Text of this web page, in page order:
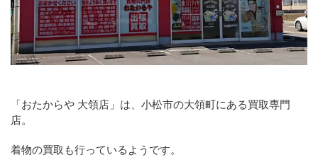
「おたからや 大領店」は、小松市の大領町にある買取専門
店。
着物の買取も行っているようです。